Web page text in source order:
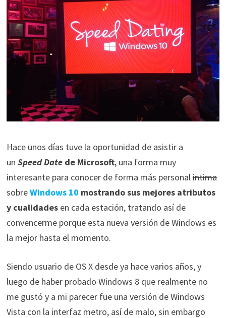
Hace unos días tuve la oportunidad de asistir a
un Speed Date de Microsoft, una forma muy
interesante para conocer de forma más personalintima
sobreWindows 10 mostrando sus mejores atributos
y cualidadesen cada estación, tratando así de
convencerme porque esta nueva versión de Windows es
la mejor hasta el momento.
Siendo usuario de OS X desde ya hace varios años, y
luego de haber probado Windows 8 que realmente no
me gustó y a mi parecer fue una versión de Windows
Vista con la interfaz metro, así de malo, sin embargo